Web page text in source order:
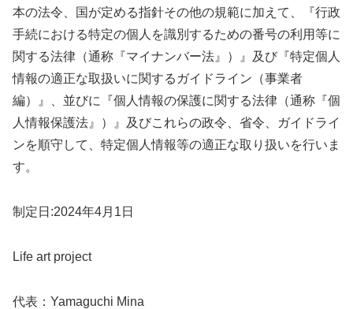
本の法令、国が定める指針その他の規範に加えて、『行政
手続における特定の個人を識別するための番号の利用等に
関する法律（通称『マイナンバー法』）』及び『特定個人
情報の適正な取扱いに関するガイドライン（事業者
編）』、並びに『個人情報の保護に関する法律（通称『個
人情報保護法』）』及びこれらの政令、省令、ガイドライ
ンを順守して、特定個人情報等の適正な取り扱いを行いま
す。
制定日:2024年4月1日
Life art project
代表：Yamaguchi Mina